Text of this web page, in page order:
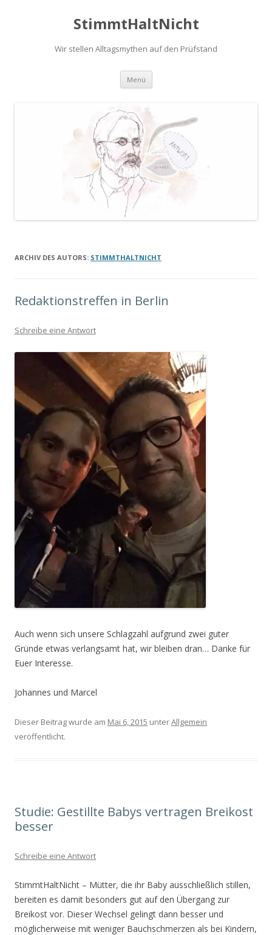
StimmtHaltNicht
Wir stellen Alltagsmythen auf den Prüfstand
Menü Zum
springen
ARCHIV DES AUTORS: STIMMTHALTNICHT
Redaktionstreffen in Berlin
Schreibe eine Antwort
Auch wenn sich unsere Schlagzahl aufgrund zwei guter
Gründe etwas verlangsamt hat, wir bleiben dran… Danke für
Euer Interesse.
Johannes und Marcel
Dieser Beitrag wurde am Mai 6, 2015 unterAllgemein
veröffentlicht.
Studie: Gestillte Babys vertragen Breikost
besser
Schreibe eine Antwort
StimmtHaltNicht – Mütter, die ihr Baby ausschließlich stillen,
bereiten es damit besonders gut auf den Übergang zur
Breikost vor. Dieser Wechsel gelingt dann besser und
möglicherweise mit weniger Bauchschmerzen als bei Kindern,